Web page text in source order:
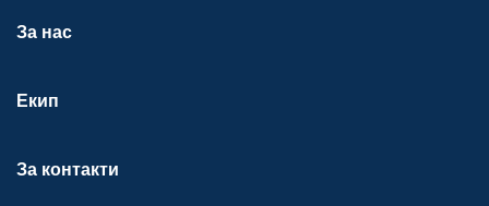
За нас
Екип
За контакти